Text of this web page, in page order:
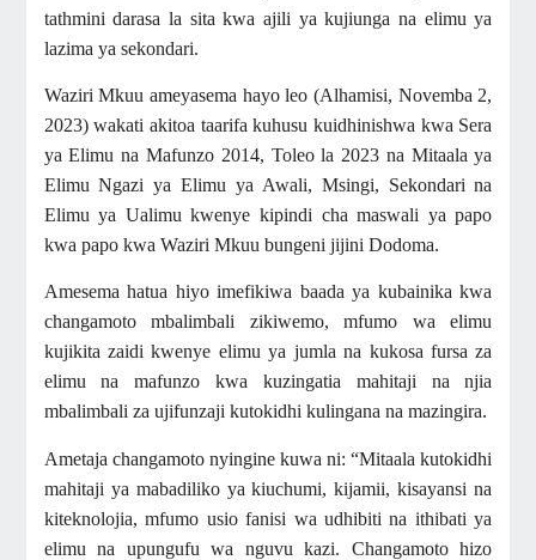
tathmini darasa la sita kwa ajili ya kujiunga na elimu ya
lazima ya sekondari.
Waziri Mkuu ameyasema hayo leo (Alhamisi, Novemba 2,
2023) wakati akitoa taarifa kuhusu kuidhinishwa kwa Sera
ya Elimu na Mafunzo 2014, Toleo la 2023 na Mitaala ya
Elimu Ngazi ya Elimu ya Awali, Msingi, Sekondari na
Elimu ya Ualimu kwenye kipindi cha maswali ya papo
kwa papo kwa Waziri Mkuu bungeni jijini Dodoma.
Amesema hatua hiyo imefikiwa baada ya kubainika kwa
changamoto mbalimbali zikiwemo, mfumo wa elimu
kujikita zaidi kwenye elimu ya jumla na kukosa fursa za
elimu na mafunzo kwa kuzingatia mahitaji na njia
mbalimbali za ujifunzaji kutokidhi kulingana na mazingira.
Ametaja changamoto nyingine kuwa ni: “Mitaala kutokidhi
mahitaji ya mabadiliko ya kiuchumi, kijamii, kisayansi na
kiteknolojia, mfumo usio fanisi wa udhibiti na ithibati ya
elimu na upungufu wa nguvu kazi. Changamoto hizo